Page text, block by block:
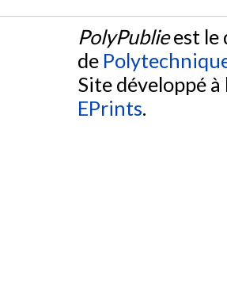
PolyPublieest le
de
Site développé
EPrints.